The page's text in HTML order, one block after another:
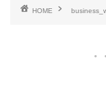
HOME